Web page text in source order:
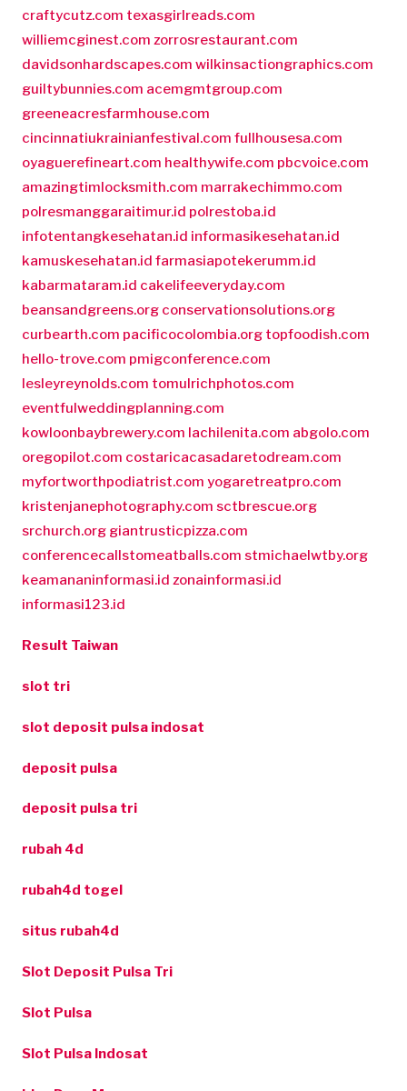
craftycutz.com texasgirlreads.com
williemcginest.com zorrosrestaurant.com
davidsonhardscapes.com wilkinsactiongraphics.com
guiltybunnies.com acemgmtgroup.com
greeneacresfarmhouse.com
cincinnatiukrainianfestival.com fullhousesa.com
oyaguerefineart.com healthywife.com pbcvoice.com
amazingtimlocksmith.com marrakechimmo.com
polresmanggaraitimur.id polrestoba.id
infotentangkesehatan.id informasikesehatan.id
kamuskesehatan.id farmasiapotekerumm.id
kabarmataram.id cakelifeeveryday.com
beansandgreens.org conservationsolutions.org
curbearth.com pacificocolombia.org topfoodish.com
hello-trove.com pmigconference.com
lesleyreynolds.com tomulrichphotos.com
eventfulweddingplanning.com
kowloonbaybrewery.com lachilenita.com abgolo.com
oregopilot.com costaricacasadaretodream.com
myfortworthpodiatrist.com yogaretreatpro.com
kristenjanephotography.com sctbrescue.org
srchurch.org giantrusticpizza.com
conferencecallstomeatballs.com stmichaelwtby.org
keamananinformasi.id zonainformasi.id
informasi123.id
Result Taiwan
slot tri
slot deposit pulsa indosat
deposit pulsa
deposit pulsa tri
rubah 4d
rubah4d togel
situs rubah4d
Slot Deposit Pulsa Tri
Slot Pulsa
Slot Pulsa Indosat